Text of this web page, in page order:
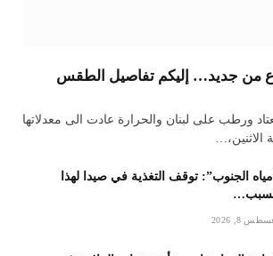
من جديد… إليكم تفاصيل الطقس
ورطب على لبنان والحرارة عادت الى معدلاتها
الاثنين،…
الجنوب”: توقف التغذية في صيدا لهذا
8, 2026